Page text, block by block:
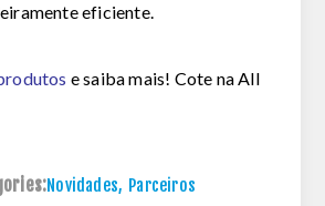
eficiente.
e saiba mais! Cote na All
Novidades, Parceiros